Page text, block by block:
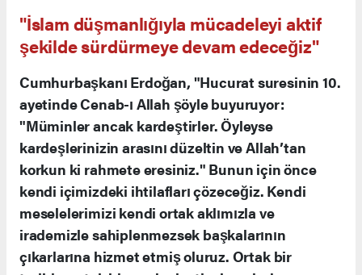
"İslam düşmanlığıyla mücadeleyi aktif
şekilde sürdürmeye devam edeceğiz"
Cumhurbaşkanı Erdoğan, "Hucurat suresinin 10.
ayetinde Cenab-ı Allah şöyle buyuruyor:
"Müminler ancak kardeştirler. Öyleyse
kardeşlerinizin arasını düzeltin ve Allah’tan
korkun ki rahmete eresiniz." Bunun için önce
kendi içimizdeki ihtilafları çözeceğiz. Kendi
meselelerimizi kendi ortak aklımızla ve
irademizle sahiplenmezsek başkalarının
çıkarlarına hizmet etmiş oluruz. Ortak bir